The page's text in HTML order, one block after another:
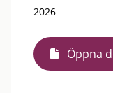
2026
Öppna